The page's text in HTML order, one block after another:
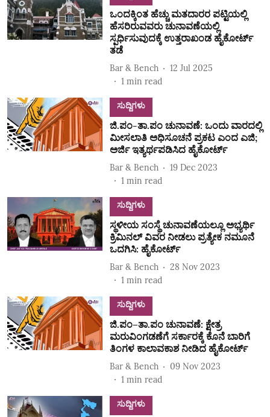
ಒಂದಕ್ಕಿಂತ ಹೆಚ್ಚು ಮತದಾರರ ಪಟ್ಟಿಯಲ್ಲಿ
ಹೆಸರಿರುವವರು ಚುನಾವಣೆಯಲ್ಲಿ
ಸ್ಪರ್ಧಿಸುವುದಕ್ಕೆ ಉತ್ತರಾಖಂಡ ಹೈಕೋರ್ಟ್
ತಡೆ
Bar & Bench
12 Jul 2025
1 min read
ಸುದ್ದಿಗಳು
ಜಿ.ಪಂ-ತಾ.ಪಂ ಚುನಾವಣೆ: ಒಂದು ವಾರದಲ್ಲಿ
ಮೀಸಲಾತಿ ಅಧಿಸೂಚನೆ ಪ್ರಕಟ ಎಂದ ಎಜಿ;
ಅರ್ಜಿ ಇತ್ಯರ್ಥಪಡಿಸಿದ ಹೈಕೋರ್ಟ್‌
Bar & Bench
19 Dec 2023
1 min read
ಸುದ್ದಿಗಳು
ಸ್ಥಳೀಯ ಸಂಸ್ಥೆ ಚುನಾವಣೆಯಲ್ಲೂ ಅಭ್ಯರ್ಥಿ
ಕ್ರಿಮಿನಲ್‌ ವಿವರ ನೀಡಲು ಪ್ರತ್ಯೇಕ ನಮೂನೆ
ಒದಗಿಸಿ: ಹೈಕೋರ್ಟ್‌
Bar & Bench
28 Nov 2023
1 min read
ಸುದ್ದಿಗಳು
ಜಿ.ಪಂ–ತಾ.ಪಂ ಚುನಾವಣೆ: ಕ್ಷೇತ್ರ
ಮರುವಿಂಗಡಣೆಗೆ ಸರ್ಕಾರಕ್ಕೆ ಕೊನೆ ಬಾರಿಗೆ
ತಿಂಗಳ ಕಾಲಾವಕಾಶ ನೀಡಿದ ಹೈಕೋರ್ಟ್‌
Bar & Bench
09 Nov 2023
1 min read
ಸುದ್ದಿಗಳು